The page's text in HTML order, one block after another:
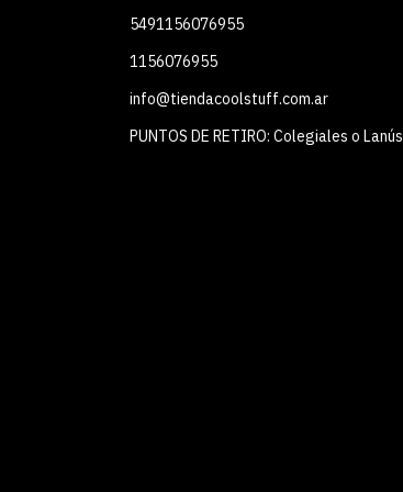
5491156076955
1156076955
info@tiendacoolstuff.com.ar
PUNTOS DE RETIRO: Colegiales o Lanús